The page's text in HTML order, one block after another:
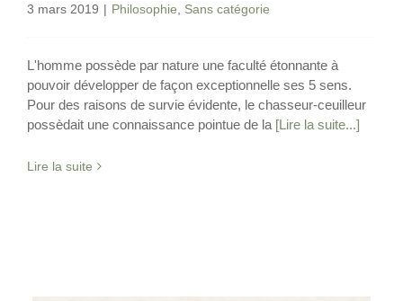
3 mars 2019 | Philosophie Sans catégorie
L'homme possède par nature une faculté étonnante à
pouvoir développer de façon exceptionnelle ses 5 sens.
Pour des raisons de survie évidente, le chasseur-ceuilleur
possèdait une connaissance pointue de la [Lire la suite...]
Lire la suite